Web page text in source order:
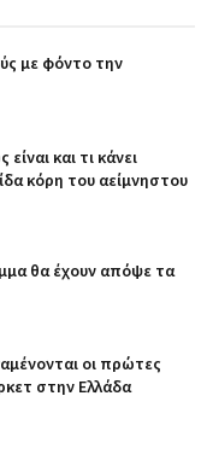
με φόντο την
και τι κάνει
κόρη του αείμνηστου
θα έχουν απόψε τα
οι πρώτες
στην Ελλάδα